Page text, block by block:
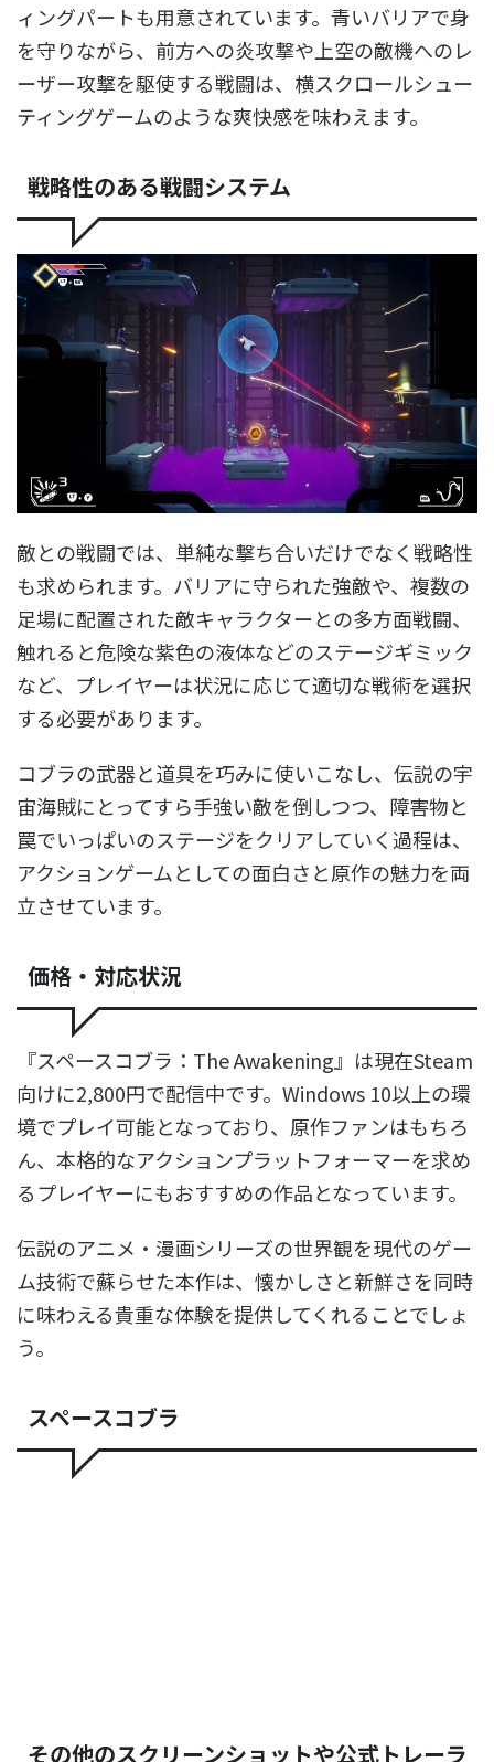
ィングパートも用意されています。青いバリアで身
を守りながら、前方への炎攻撃や上空の敵機へのレ
ーザー攻撃を駆使する戦闘は、横スクロールシュー
ティングゲームのような爽快感を味わえます。
戦略性のある戦闘システム
敵との戦闘では、単純な撃ち合いだけでなく戦略性
も求められます。バリアに守られた強敵や、複数の
足場に配置された敵キャラクターとの多方面戦闘、
触れると危険な紫色の液体などのステージギミック
など、プレイヤーは状況に応じて適切な戦術を選択
する必要があります。
コブラの武器と道具を巧みに使いこなし、伝説の宇
宙海賊にとってすら手強い敵を倒しつつ、障害物と
罠でいっぱいのステージをクリアしていく過程は、
アクションゲームとしての面白さと原作の魅力を両
立させています。
価格・対応状況
『スペースコブラ：The Awakening』は現在Steam
向けに2,800円で配信中です。Windows 10以上の環
境でプレイ可能となっており、原作ファンはもちろ
ん、本格的なアクションプラットフォーマーを求め
るプレイヤーにもおすすめの作品となっています。
伝説のアニメ・漫画シリーズの世界観を現代のゲー
ム技術で蘇らせた本作は、懐かしさと新鮮さを同時
に味わえる貴重な体験を提供してくれることでしょ
う。
スペースコブラ
その他のスクリーンショットや公式トレーラ